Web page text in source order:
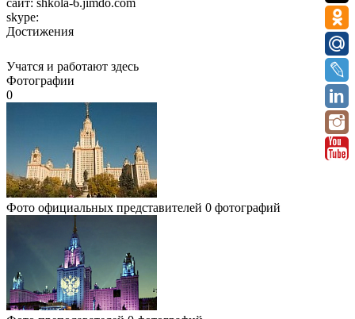
сайт: shkola-6.jimdo.com
skype:
Достижения
Учатся и работают здесь
Фотографии
0
Фото официальных представителей 0 фотографий